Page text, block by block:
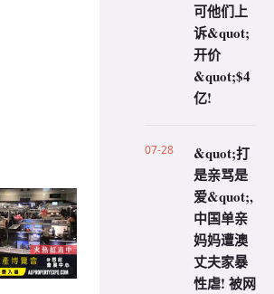
可他们上
诉&quot;
开价
&quot;$4
亿!
07-28
&quot;打
是亲骂是
爱&quot;,
中国单亲
妈妈遭澳
丈夫家暴
性虐! 被网